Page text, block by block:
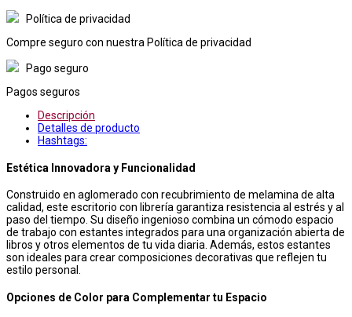
Política de privacidad
Compre seguro con nuestra Política de privacidad
Pago seguro
Pagos seguros
Descripción
Detalles de producto
Hashtags:
Estética Innovadora y Funcionalidad
Construido en aglomerado con recubrimiento de melamina de alta
calidad, este escritorio con librería garantiza resistencia al estrés y al
paso del tiempo. Su diseño ingenioso combina un cómodo espacio
de trabajo con estantes integrados para una organización abierta de
libros y otros elementos de tu vida diaria. Además, estos estantes
son ideales para crear composiciones decorativas que reflejen tu
estilo personal.
Opciones de Color para Complementar tu Espacio